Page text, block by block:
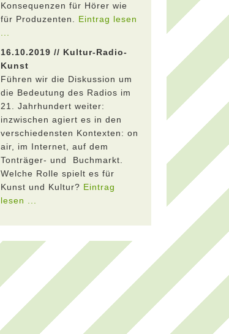
Konsequenzen für Hörer wie
für Produzenten. Eintrag lesen
16.10.2019 // Kultur-Radio-
Kunst
Führen wir die Diskussion um
die Bedeutung des Radios im
21. Jahrhundert weiter:
inzwischen agiert es in den
verschiedensten Kontexten: on
air, im Internet, auf dem
Tonträger- und Buchmarkt.
Welche Rolle spielt es für
Kunst und Kultur? Eintrag
lesen ...